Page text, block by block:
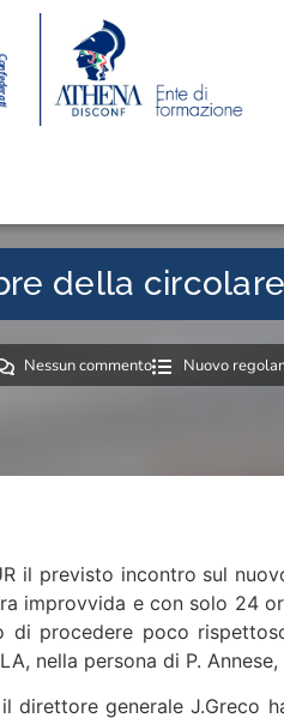
della
Nessun commento Nuovo
il previsto incontro sul
improvvida e con solo 24
di procedere poco
nella persona di P.
direttore generale J.Greco